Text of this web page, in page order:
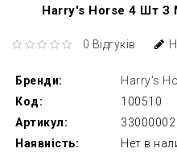
Harry's Horse 4 Шт З
0 Відгуків
Бренди:
Harry's
Код:
100510
Артикул:
33000002
Наявність:
Нет в